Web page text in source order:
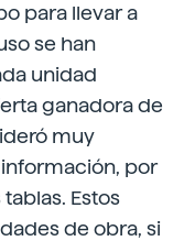
para llevar a
se han
unidad
ganadora de
muy
por
Estos
de obra, si